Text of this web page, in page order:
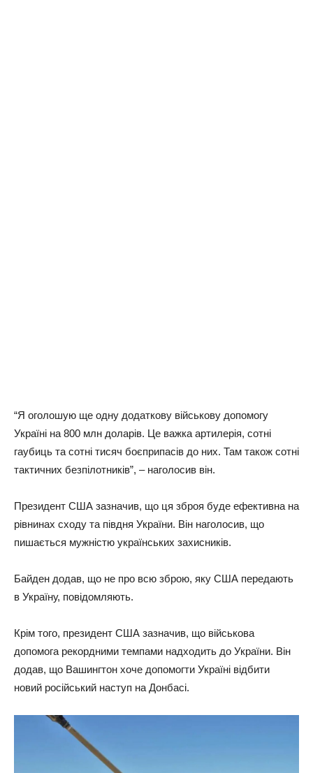
“Я оголошую ще одну додаткову військову допомогу
Україні на 800 млн доларів. Це важка артилерія, сотні
гаубиць та сотні тисяч боєприпасів до них. Там також сотні
тактичних безпілотників”, – наголосив він.
Президент США зазначив, що ця зброя буде ефективна на
рівнинах сходу та півдня України. Він наголосив, що
пишається мужністю українських захисників.
Байден додав, що не про всю зброю, яку США передають
в Україну, повідомляють.
Крім того, президент США зазначив, що військова
допомога рекордними темпами надходить до України. Він
додав, що Вашингтон хоче допомогти Україні відбити
новий російський наступ на Донбасі.